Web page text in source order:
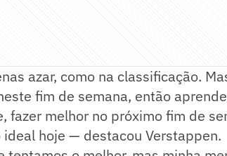
azar, como na classificação.
fim de semana, então
fazer melhor no próximo fim de
hoje — destacou Verstappen.